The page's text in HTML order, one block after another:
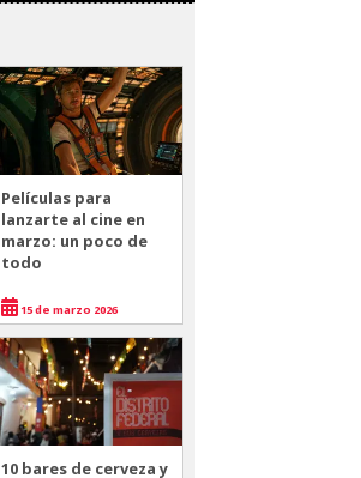
Películas para
lanzarte al cine en
marzo: un poco de
todo
15 de marzo 2026
10 bares de cerveza y